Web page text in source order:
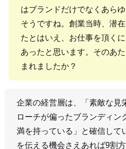
はブランドだけでなくあら
そうですね。創業当時、潜
たとはいえ、お仕事を頂く
あったと思います。そのあ
まれましたか？
企業の経営層は、「素敵な見
ローチが偏ったブランディン
満を持っている」と確信して
を伝える機会さえあれば9割